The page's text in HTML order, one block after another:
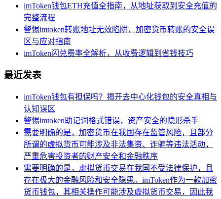
imToken钱包ETH充值全指南，从地址获取到安全充值的
完整流程
警惕imtoken转账地址无效陷阱，加密货币转账的安全误
区与应对指南
imToken闪兑费率全解析，从收费逻辑到省钱技巧
最近发表
imToken钱包有担保吗？揭开去中心化钱包的安全真相与
认知误区
警惕imtoken助记词格式错误，资产安全的隐形杀手
需要明确的是，加密货币在我国存在监管风险，且部分
所谓的虚拟货币可能涉及非法集资、诈骗等违法活动，
严重危害投资者的财产安全和金融秩序
需要明确的是，虚拟货币交易在我国不受法律保护，且
存在极大的金融风险和安全隐患。imToken作为一款加密
货币钱包，其相关操作可能涉及虚拟货币交易，因此我